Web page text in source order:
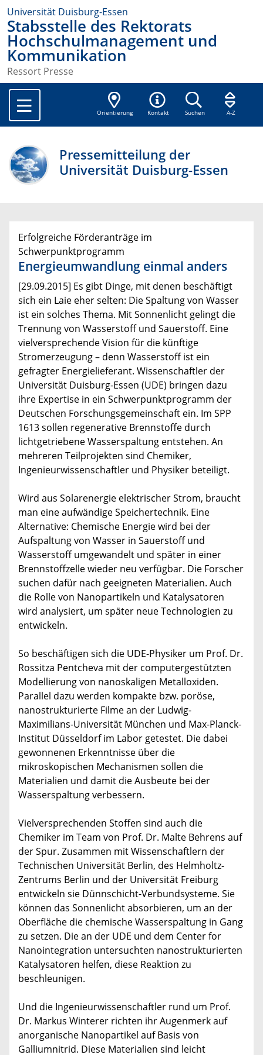
Universität Duisburg-Essen
Stabsstelle des Rektorats
Hochschulmanagement und
Kommunikation
Ressort Presse
Orientierung Kontakt Suchen A-Z
Pressemitteilung der
Universität Duisburg-Essen
Erfolgreiche Förderanträge im
Schwerpunktprogramm
Energieumwandlung einmal anders
[29.09.2015] Es gibt Dinge, mit denen beschäftigt
sich ein Laie eher selten: Die Spaltung von Wasser
ist ein solches Thema. Mit Sonnenlicht gelingt die
Trennung von Wasserstoff und Sauerstoff. Eine
vielversprechende Vision für die künftige
Stromerzeugung – denn Wasserstoff ist ein
gefragter Energielieferant. Wissenschaftler der
Universität Duisburg-Essen (UDE) bringen dazu
ihre Expertise in ein Schwerpunktprogramm der
Deutschen Forschungsgemeinschaft ein. Im SPP
1613 sollen regenerative Brennstoffe durch
lichtgetriebene Wasserspaltung entstehen. An
mehreren Teilprojekten sind Chemiker,
Ingenieurwissenschaftler und Physiker beteiligt.
Wird aus Solarenergie elektrischer Strom, braucht
man eine aufwändige Speichertechnik. Eine
Alternative: Chemische Energie wird bei der
Aufspaltung von Wasser in Sauerstoff und
Wasserstoff umgewandelt und später in einer
Brennstoffzelle wieder neu verfügbar. Die Forscher
suchen dafür nach geeigneten Materialien. Auch
die Rolle von Nanopartikeln und Katalysatoren
wird analysiert, um später neue Technologien zu
entwickeln.
So beschäftigen sich die UDE-Physiker um Prof. Dr.
Rossitza Pentcheva mit der computergestützten
Modellierung von nanoskaligen Metalloxiden.
Parallel dazu werden kompakte bzw. poröse,
nanostrukturierte Filme an der Ludwig-
Maximilians-Universität München und Max-Planck-
Institut Düsseldorf im Labor getestet. Die dabei
gewonnenen Erkenntnisse über die
mikroskopischen Mechanismen sollen die
Materialien und damit die Ausbeute bei der
Wasserspaltung verbessern.
Vielversprechenden Stoffen sind auch die
Chemiker im Team von Prof. Dr. Malte Behrens auf
der Spur. Zusammen mit Wissenschaftlern der
Technischen Universität Berlin, des Helmholtz-
Zentrums Berlin und der Universität Freiburg
entwickeln sie Dünnschicht-Verbundsysteme. Sie
können das Sonnenlicht absorbieren, um an der
Oberfläche die chemische Wasserspaltung in Gang
zu setzen. Die an der UDE und dem Center for
Nanointegration untersuchten nanostrukturierten
Katalysatoren helfen, diese Reaktion zu
beschleunigen.
Und die Ingenieurwissenschaftler rund um Prof.
Dr. Markus Winterer richten ihr Augenmerk auf
anorganische Nanopartikel auf Basis von
Galliumnitrid. Diese Materialien sind leicht